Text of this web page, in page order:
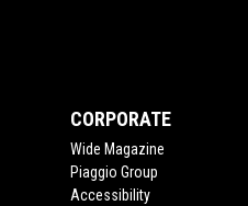
CORPORATE
Wide Magazine
Piaggio Group
Accessibility